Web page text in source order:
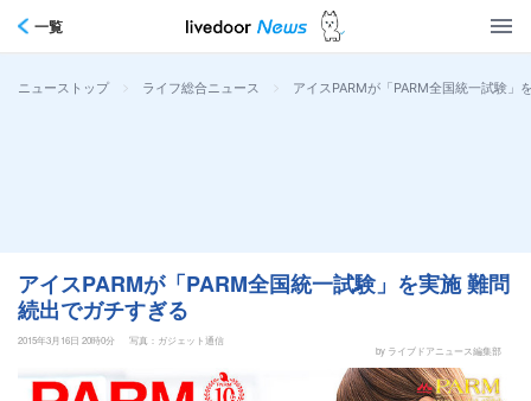
一覧
ニューストップ > ライフ総合ニュース > アイスPARMが「PARM全国統一試験」
アイスPARMが「PARM全国統一試験」を実施 難問
続出でガチすぎる
2015年3月16日 20時0分
写真：ガジェット通信
by ライブドアニュース編集部